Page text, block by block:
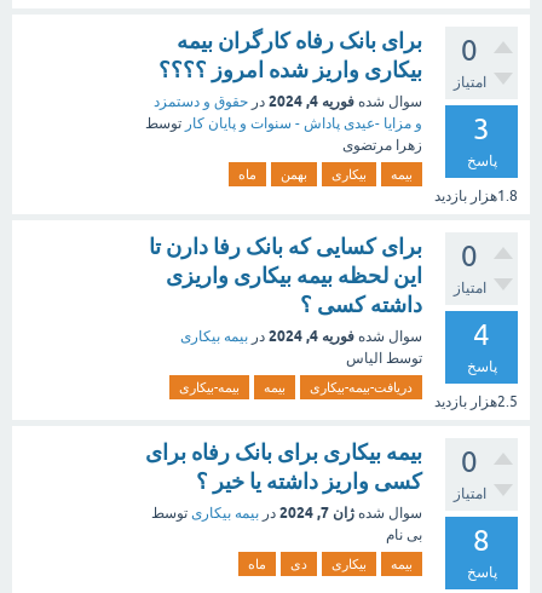
0
امتیاز
3
پاسخ
1.8هزار بازدید
برای بانک رفاه کارگران بیمه
بیکاری واریز شده امروز ؟؟؟؟
سوال شده فوریه 4, 2024 در حقوق و دستمزد
و مزایا -عیدی پاداش - سنوات و پایان کار توسط
زهرا مرتضوی
بیمه بیکاری بهمن ماه
0
امتیاز
4
پاسخ
2.5هزار بازدید
برای کسایی که بانک رفا دارن تا
این لحظه بیمه بیکاری واریزی
داشته کسی ؟
سوال شده فوریه 4, 2024 در بیمه بیکاری
توسط الیاس
دریافت-بیمه-بیکاری بیمه بیمه-بیکاری
0
امتیاز
8
پاسخ
بیمه بیکاری برای بانک رفاه برای
کسی واریز داشته یا خیر ؟
سوال شده ژان 7, 2024 در بیمه بیکاری توسط
بی نام
بیمه بیکاری دی ماه